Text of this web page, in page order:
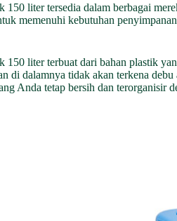
150 liter tersedia dalam berbagai
memenuhi kebutuhan
150 liter terbuat dari bahan plastik
di dalamnya tidak akan terkena
Anda tetap bersih dan terorganisir